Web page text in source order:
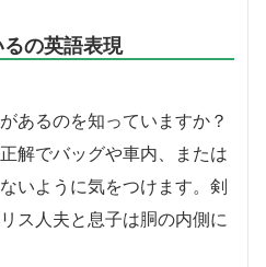
の英語表現
あるのを知っていますか？
解でバッグや車内、または
いように気をつけます。剣
ス人夫と息子は胴の内側に